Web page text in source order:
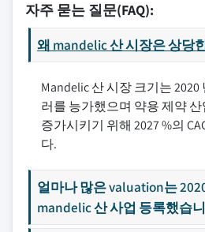
자주 묻는 질문(FAQ):
왜 mandelic 산 시장은 상당
Mandelic 산 시장 크기는 2020
러를 능가했으며 약용 제약
증가시키기 위해 2027 %의
다.
얼마나 많은 valuation는
mandelic 산 사업 등록했습